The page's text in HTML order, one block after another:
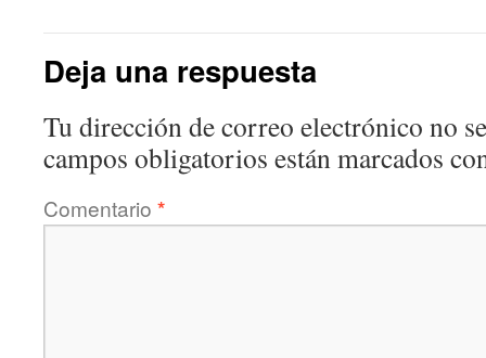
Deja una respuesta
Tu dirección de correo electrónico no
campos obligatorios están marcados
Comentario *